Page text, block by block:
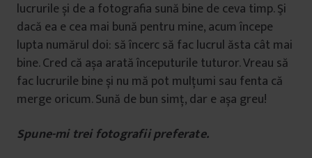
lucrurile și de a fotografia sună bine de ceva timp. Şi
dacă ea e cea mai bună pentru mine, acum începe
lupta numărul doi: să încerc să fac lucrul ăsta cât mai
bine. Cred că așa arată începuturile tuturor. Vreau să
fac lucrurile bine și nu mă pot mulțumi sau fenta că
merge oricum. Sună de bun simț, dar e așa greu!
Spune-mi trei fotografii preferate.